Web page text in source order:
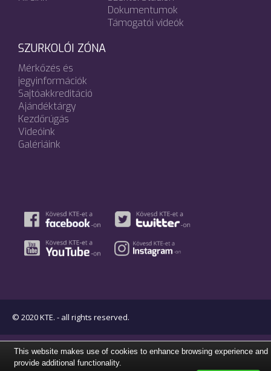
Dokumentumok
Támogatói videók
SZURKOLÓI ZÓNA
Mérkőzés és
jegyinformációk
Sajtóakkreditáció
Ajándéktárgy
Kezdőrúgás
Videóink
Galériáink
© 2020 KTE. - all rights reserved.
This website makes use of cookies to enhance browsing experience and
provide additional functionality.